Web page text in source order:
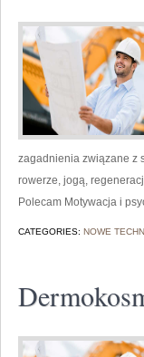
zagadnienia związane z
rowerze, jogą,
Polecam Motywacja i
CATEGORIES: NOWE